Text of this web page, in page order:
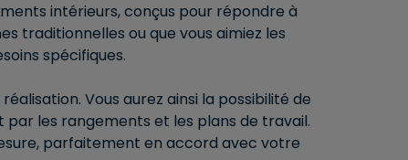
intérieurs, conçus pour répondre à
traditionnelles ou que vous aimiez les
spécifiques.
Vous aurez ainsi la possibilité de
les rangements et les plans de travail.
parfaitement en accord avec votre